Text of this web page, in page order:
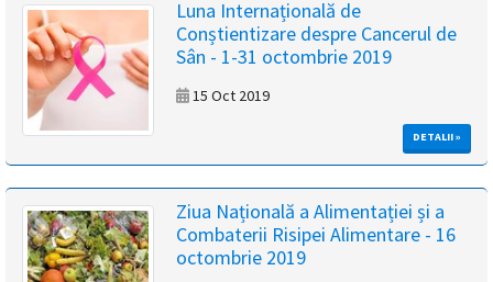
van
Átiranyítás
román
nyelvű
oldalra
másodpercen
belül.
Luna Internațională de
Conștientizare despre Cancerul de
Sân - 1-31 octombrie 2019
15 Oct 2019
DETALII »
Ziua Națională a Alimentației și a
Combaterii Risipei Alimentare - 16
octombrie 2019